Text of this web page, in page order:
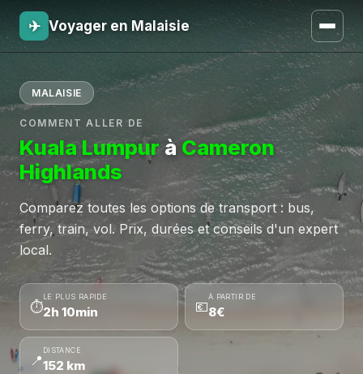
✈ Voyager en Malaisie
MALAISIE
COMMENT ALLER DE
Kuala LumpuràCameron
Highlands
Comparez toutes les options de transport : bus,
ferry, train, vol. Prix, durées et conseils d'un expert
local.
⏱
LE PLUS RAPIDE
2h 10min 💶
À PARTIR DE
8€
📍
DISTANCE
152 km